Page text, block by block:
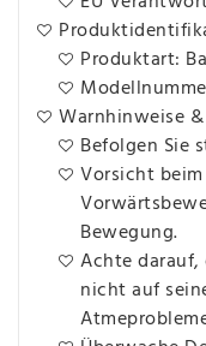
Produktart:
Warnhinweise
Befolgen Sie
Vorsicht
Bewegung.
Achte darauf,
nicht auf